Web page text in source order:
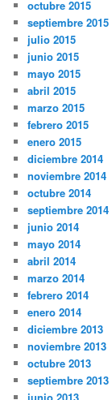
octubre 2015
septiembre 2015
julio 2015
junio 2015
mayo 2015
abril 2015
marzo 2015
febrero 2015
enero 2015
diciembre 2014
noviembre 2014
octubre 2014
septiembre 2014
junio 2014
mayo 2014
abril 2014
marzo 2014
febrero 2014
enero 2014
diciembre 2013
noviembre 2013
octubre 2013
septiembre 2013